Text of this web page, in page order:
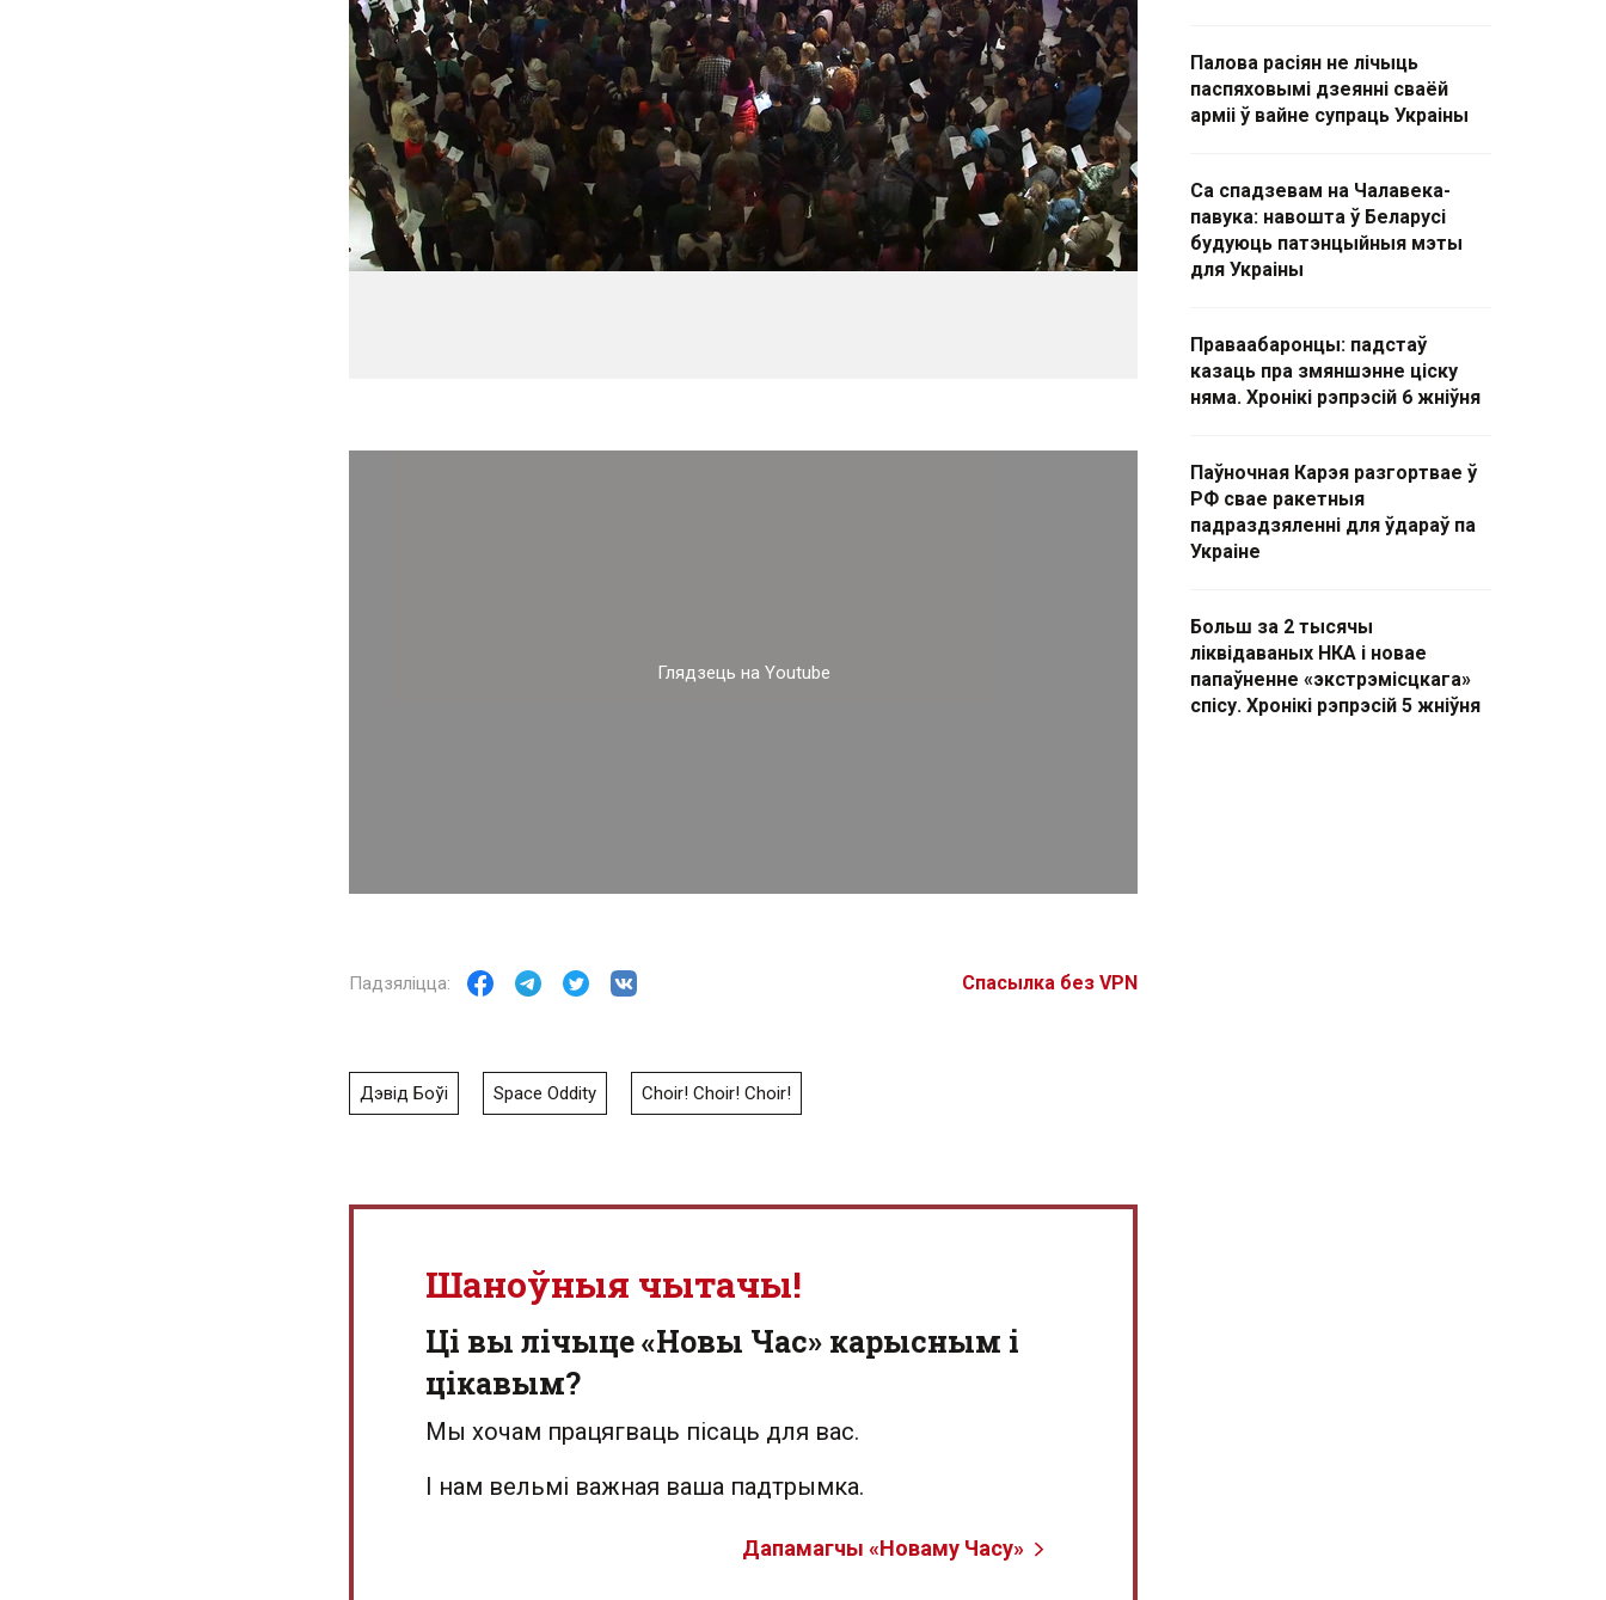
Глядзець на Youtube
Спасылка без VPN
Дэвід Боўі Space Oddity Choir! Choir! Choir!
Шаноўныя чытачы!
Ці вы лічыце «Новы Час» карысным і
цікавым?
Мы хочам працягваць пісаць для вас.
І нам вельмі важная ваша падтрымка.
Дапамагчы «Новаму Часу»
Палова расіян не лічыць
паспяховымі дзеянні сваёй
арміі ў вайне супраць Украіны
Са спадзевам на Чалавека-
павука: навошта ў Беларусі
будуюць патэнцыйныя мэты
для Украіны
Праваабаронцы: падстаў
казаць пра змяншэнне ціску
няма. Хронікі рэпрэсій 6 жніўня
Паўночная Карэя разгортвае ў
РФ свае ракетныя
падраздзяленні для ўдараў па
Украіне
Больш за 2 тысячы
ліквідаваных НКА і новае
папаўненне «экстрэмісцкага»
спісу. Хронікі рэпрэсій 5 жніўня